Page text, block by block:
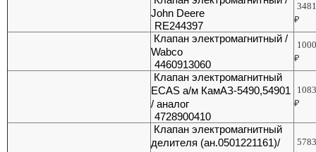
John Deere
RE244397
₽
Клапан электромагнитный /
Wabco
4460913060
₽
Клапан электромагнитный
ECAS а/м КамАЗ-5490,54901
/ аналог
4728900410
₽
Клапан электромагнитный
делителя (ан.0501221161)/